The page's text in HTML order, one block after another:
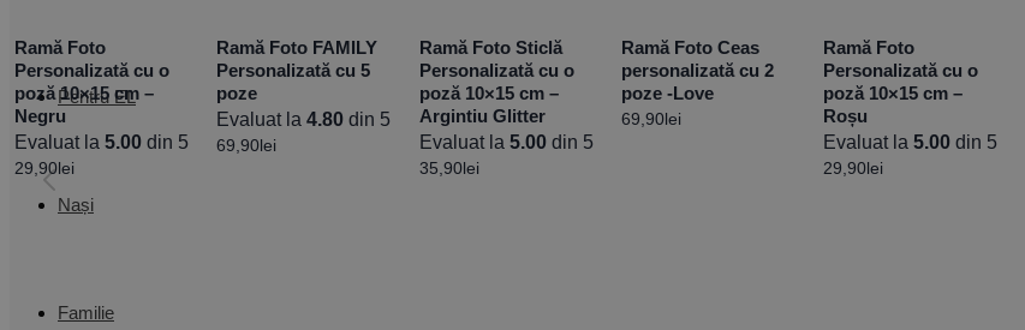
Pentru EL
Nași
Familie
Ramă Foto
Personalizată cu o
poză 10×15 cm –
Negru
Evaluat la 5.00 din 5
29,90lei
Ramă Foto FAMILY
Personalizată cu 5
poze
Evaluat la4.80 din 5
69,90lei
Ramă Foto Sticlă
Personalizată cu o
poză 10×15 cm –
Argintiu Glitter
Evaluat la 5.00din 5
35,90lei
Ramă Foto Ceas
personalizată cu 2
poze -Love
69,90lei
Ramă Foto
Personalizată cu o
poză 10×15 cm –
Roșu
Evaluat la5.00 din 5
29,90lei